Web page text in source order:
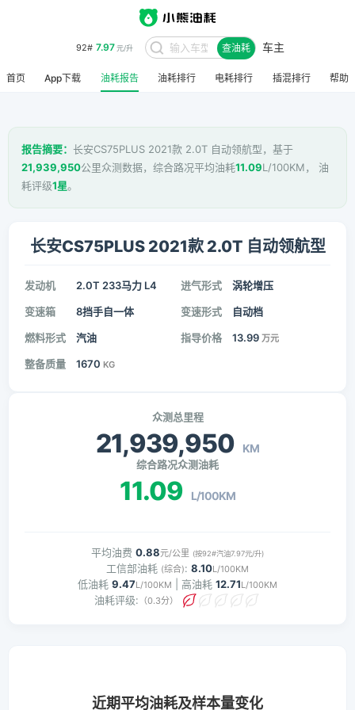
92# 7.97元/升 查油耗 车主
首页 App下载 油耗报告 油耗排行 电耗排行 插混排行 帮助
报告摘要： 长安CS75PLUS 2021款 2.0T 自动领航型，基于
21,939,950公里众测数据，综合路况平均油耗11.09L/100KM， 油
耗评级1星。
长安CS75PLUS 2021款 2.0T 自动领航型
发动机 2.0T 233马力 L4 进气形式 涡轮增压
变速箱 8挡手自一体 变速形式 自动档
燃料形式 汽油 指导价格 13.99 万元
整备质量 1670 KG
众测总里程
21,939,950 KM
综合路况众测油耗
11.09 L/100KM
平均油费 0.88元/公里 (按92#汽油7.97元/升)
工信部油耗 (综合): 8.10L/100KM
低油耗 9.47L/100KM | 高油耗 12.71L/100KM
油耗评级: （0.3分）